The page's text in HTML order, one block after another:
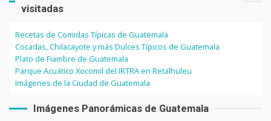
visitadas
Recetas de Comidas Típicas de Guatemala
Cocadas, Chilacayote y más Dulces Típicos de Guatemala
Plato de Fiambre de Guatemala
Parque Acuático Xocomil del IRTRA en Retalhuleu
Imágenes de la Ciudad de Guatemala
Imágenes Panorámicas de Guatemala